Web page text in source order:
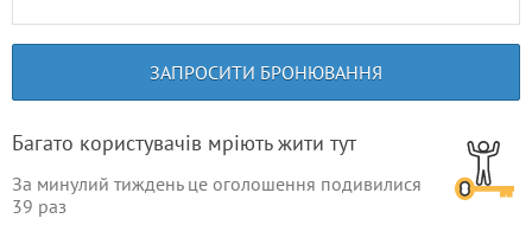
ЗАПРОСИТИ БРОНЮВАННЯ
Багато користувачів мріють жити тут
За минулий тиждень це оголошення подивилися
39 раз